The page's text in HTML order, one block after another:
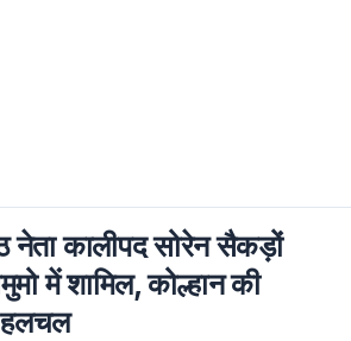
नेता कालीपद सोरेन सैकड़ों
में शामिल, कोल्हान की
हलचल